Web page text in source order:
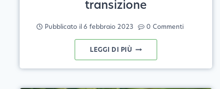
transizione
Pubblicato il6 febbraio 2023 0 Commenti
LEGGI DI PIÙ AGRICOLTURA
PROATTIVA: